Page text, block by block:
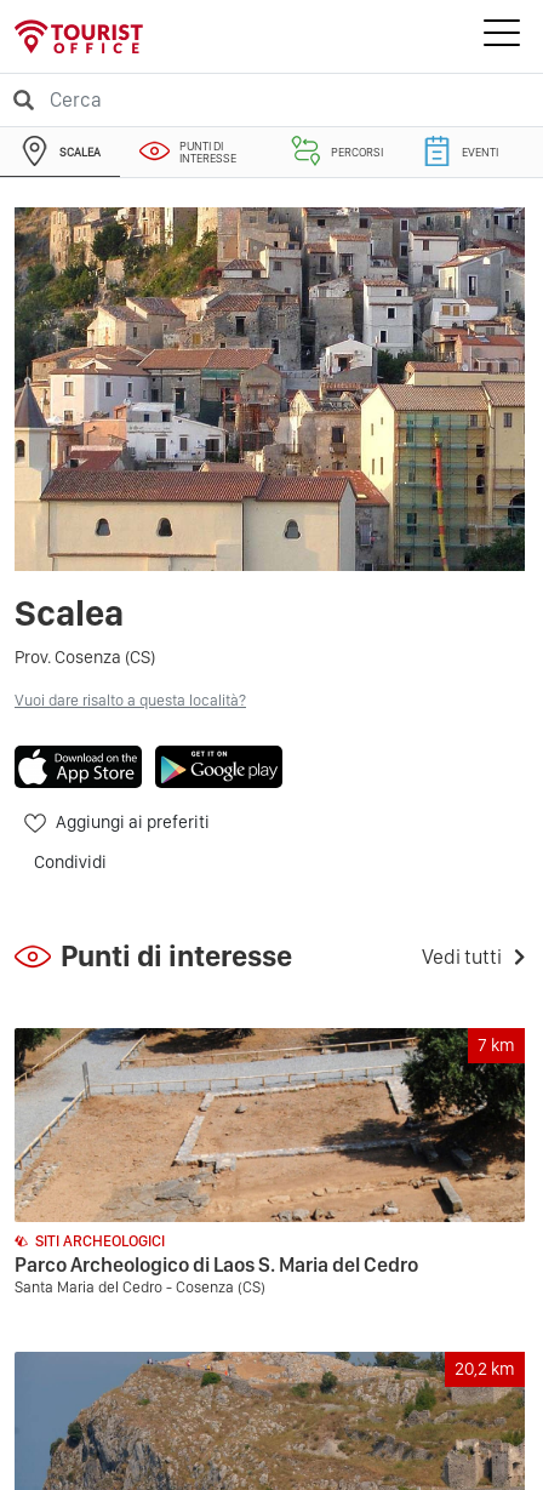
SCALEA
PUNTI DI
INTERESSE
PERCORSI EVENTI
Scalea
Prov. Cosenza (CS)
Vuoi dare risalto a questa località?
Aggiungi ai preferiti
Condividi
Punti di interesse Vedi tutti
7 km
SITI ARCHEOLOGICI
Parco Archeologico di Laos S. Maria del Cedro
Santa Maria del Cedro - Cosenza (CS)
20,2 km